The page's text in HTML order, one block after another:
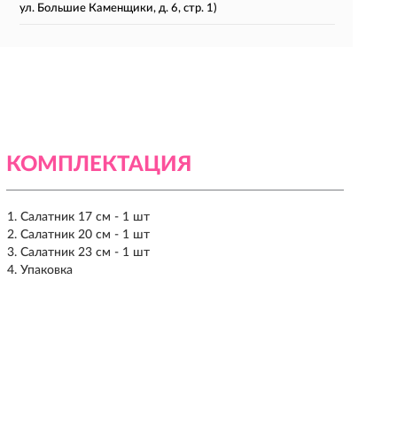
ул. Большие Каменщики, д. 6, стр. 1)
КОМПЛЕКТАЦИЯ
Салатник 17 см - 1 шт
Салатник 20 см - 1 шт
Салатник 23 см - 1 шт
Упаковка